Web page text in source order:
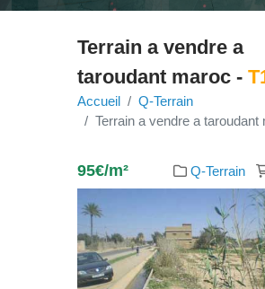
Terrain a vendre a
taroudant maroc -
Accueil
Q-Terrain
Terrain a vendre a taroudant
95€/m² Q-Terrain